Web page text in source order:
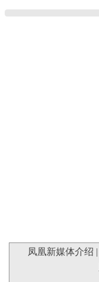
凤凰新媒体介绍 |